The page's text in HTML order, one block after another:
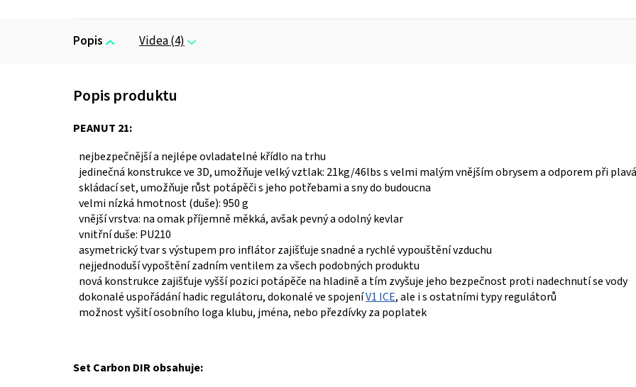
Popis Videa (4)
PEANUT 21:
nejbezpečnější a nejlépe ovladatelné křídlo na trhu
jedinečná konstrukce ve 3D, umožňuje velký vztlak: 21kg/46lbs s velmi malým vnějším obrysem a odporem při
skládací set, umožňuje růst potápěči s jeho potřebami a sny do budoucna
velmi nízká hmotnost (duše): 950 g
vnější vrstva: na omak příjemně měkká, avšak pevný a odolný kevlar
vnitřní duše: PU210
asymetrický tvar s výstupem pro inflátor zajišťuje snadné a rychlé vypouštění vzduchu
nejjednoduší vypoštění zadním ventilem za všech podobných produktu
nová konstrukce zajišťuje vyšší pozici potápěče na hladině a tím zvyšuje jeho bezpečnost proti nadechnutí se vody
dokonalé uspořádání hadic regulátoru, dokonalé ve spojeníV1 ICE, ale i s ostatními typy regulátorů
možnost vyšití osobního loga klubu, jména, nebo přezdívky za poplatek
Set Carbon DIR obsahuje: